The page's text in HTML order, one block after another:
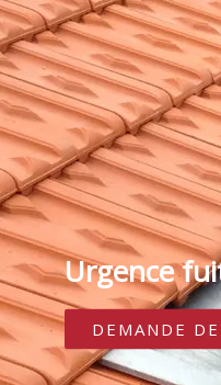
Urgence
DEMANDE